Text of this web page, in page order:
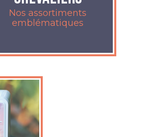
Nos assortiments
emblématiques